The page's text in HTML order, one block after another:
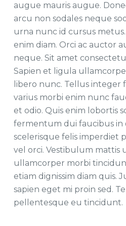
augue mauris augue.
arcu non sodales neque
urna nunc id cursus
enim diam. Orci ac auctor
neque. Sit amet
Sapien et ligula
libero nunc. Tellus integer
varius morbi enim nunc
et odio. Quis enim lobortis
fermentum dui faucibus in
scelerisque felis imperdiet
vel orci. Vestibulum mattis
ullamcorper morbi
etiam dignissim diam quis.
sapien eget mi proin sed.
pellentesque eu tincidunt.